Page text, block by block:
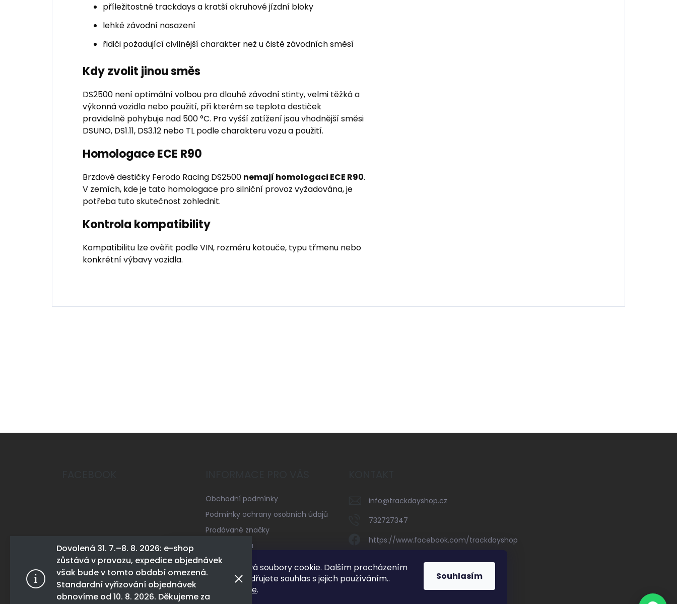
Tento web používá soubory cookie. Dalším procházením
tohoto webu vyjadřujete souhlas s jejich používáním..
Více informací
zde.
Souhlasím
Dovolená 31. 7.–8. 8. 2026: e-shop
zůstává v provozu, expedice objednávek
však bude v tomto období omezená.
Standardní vyřizování objednávek
obnovíme od 10. 8. 2026. Děkujeme za
příležitostné trackdays a kratší okruhové jízdní bloky
lehké závodní nasazení
řidiči požadující civilnější charakter než u čistě závodních směsí
Kdy zvolit jinou směs
DS2500 není optimální volbou pro dlouhé závodní stinty, velmi těžká a
výkonná vozidla nebo použití, při kterém se teplota destiček
pravidelně pohybuje nad 500 °C. Pro vyšší zatížení jsou vhodnější směsi
DSUNO, DS1.11, DS3.12 nebo TL podle charakteru vozu a použití.
Homologace ECE R90
Brzdové destičky Ferodo Racing DS2500 nemají homologaci ECE R90.
V zemích, kde je tato homologace pro silniční provoz vyžadována, je
potřeba tuto skutečnost zohlednit.
Kontrola kompatibility
Kompatibilitu lze ověřit podle VIN, rozměru kotouče, typu třmenu nebo
konkrétní výbavy vozidla.
Obchodní podmínky
Podmínky ochrany osobních údajů
Prodávané značky
Mapa serveru
Kontakty
info@trackdayshop.cz
732727347
https://www.facebook.com/trackdayshop
732727347